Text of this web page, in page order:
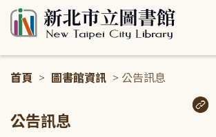
首頁 > 圖書館資訊 > 公告訊息
公告訊息